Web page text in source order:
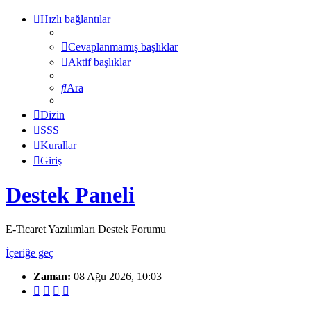
Hızlı bağlantılar
Cevaplanmamış başlıklar
Aktif başlıklar
Ara
Dizin
SSS
Kurallar
Giriş
Destek Paneli
E-Ticaret Yazılımları Destek Forumu
İçeriğe geç
Zaman: 08 Ağu 2026, 10:03